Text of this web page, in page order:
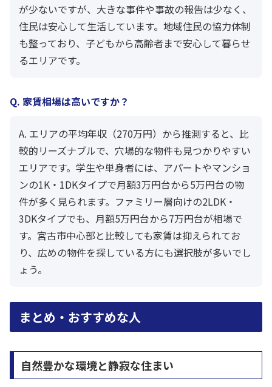
が少ないですが、大きな事件や事故の報告は少なく、
住民は安心して生活しています。地域住民の協力体制
も整っており、子どもから高齢者まで安心して暮らせ
るエリアです。
Q. 家賃相場は高いですか？
A. エリアの平均年収（270万円）から推測すると、比
較的リーズナブルで、穴場的な物件も見つかりやすい
エリアです。学生や単身者には、アパートやマンショ
ンの1K・1DKタイプで月額3万円台から5万円台の物
件が多く見られます。ファミリー層向けの2LDK・
3DKタイプでも、月額5万円台から7万円台が相場で
す。宮古市中心部と比較しても家賃は抑えられてお
り、広めの物件を探している方にも選択肢が多いでし
ょう。
まとめ・おすすめな人
自然豊かな環境と静寂な住まい